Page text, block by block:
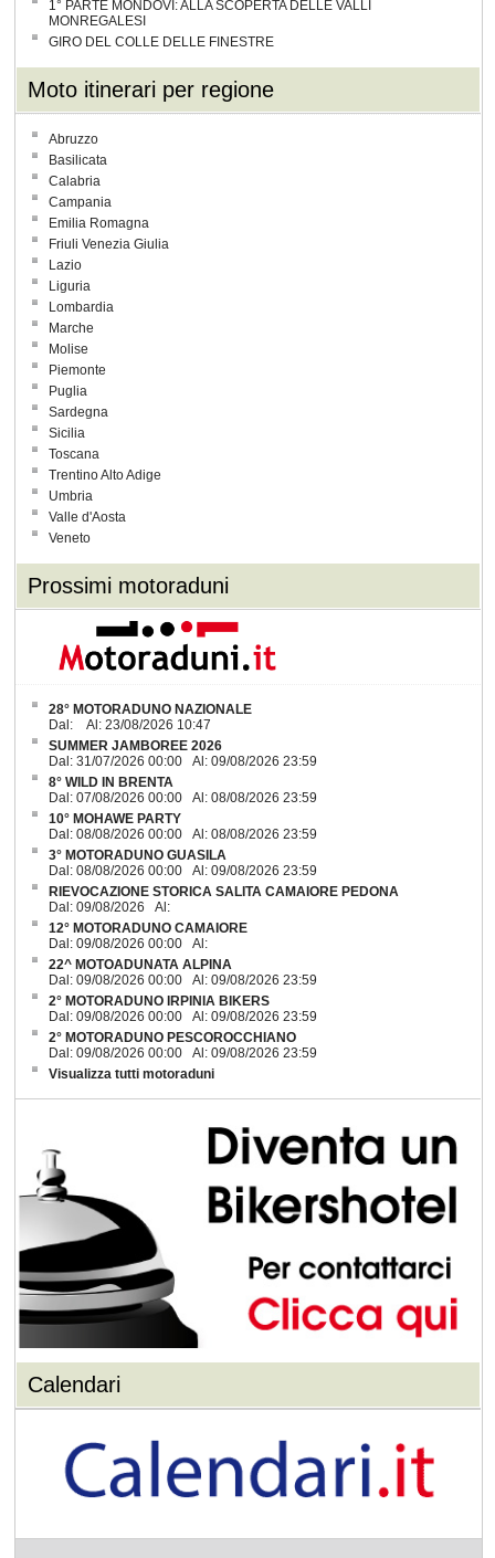
1° PARTE MONDOVÌ: ALLA SCOPERTA DELLE VALLI
MONREGALESI
GIRO DEL COLLE DELLE FINESTRE
Moto itinerari per regione
Abruzzo
Basilicata
Calabria
Campania
Emilia Romagna
Friuli Venezia Giulia
Lazio
Liguria
Lombardia
Marche
Molise
Piemonte
Puglia
Sardegna
Sicilia
Toscana
Trentino Alto Adige
Umbria
Valle d'Aosta
Veneto
Prossimi motoraduni
28° MOTORADUNO NAZIONALE
Dal: Al: 23/08/2026 10:47
SUMMER JAMBOREE 2026
Dal: 31/07/2026 00:00 Al: 09/08/2026 23:59
8° WILD IN BRENTA
Dal: 07/08/2026 00:00 Al: 08/08/2026 23:59
10° MOHAWE PARTY
Dal: 08/08/2026 00:00 Al: 08/08/2026 23:59
3° MOTORADUNO GUASILA
Dal: 08/08/2026 00:00 Al: 09/08/2026 23:59
RIEVOCAZIONE STORICA SALITA CAMAIORE PEDONA
Dal: 09/08/2026 Al:
12° MOTORADUNO CAMAIORE
Dal: 09/08/2026 00:00 Al:
22^ MOTOADUNATA ALPINA
Dal: 09/08/2026 00:00 Al: 09/08/2026 23:59
2° MOTORADUNO IRPINIA BIKERS
Dal: 09/08/2026 00:00 Al: 09/08/2026 23:59
2° MOTORADUNO PESCOROCCHIANO
Dal: 09/08/2026 00:00 Al: 09/08/2026 23:59
Visualizza tutti motoraduni
Calendari